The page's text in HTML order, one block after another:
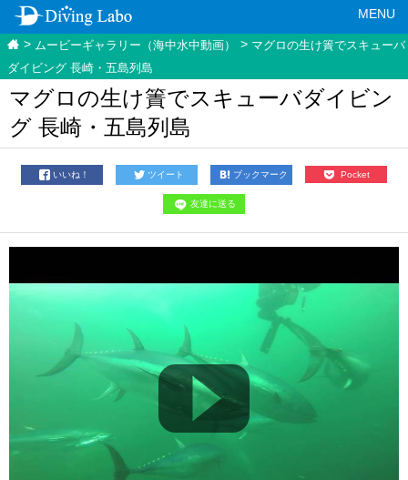
ムービーギャラリー（海中水中動画）
マグロの生け簀でスキューバ
ダイビング 長崎・五島列島
マグロの生け簀でスキューバダイビン
グ 長崎・五島列島
いいね！ ツイート ブックマーク Pocket
友達に送る
MENU